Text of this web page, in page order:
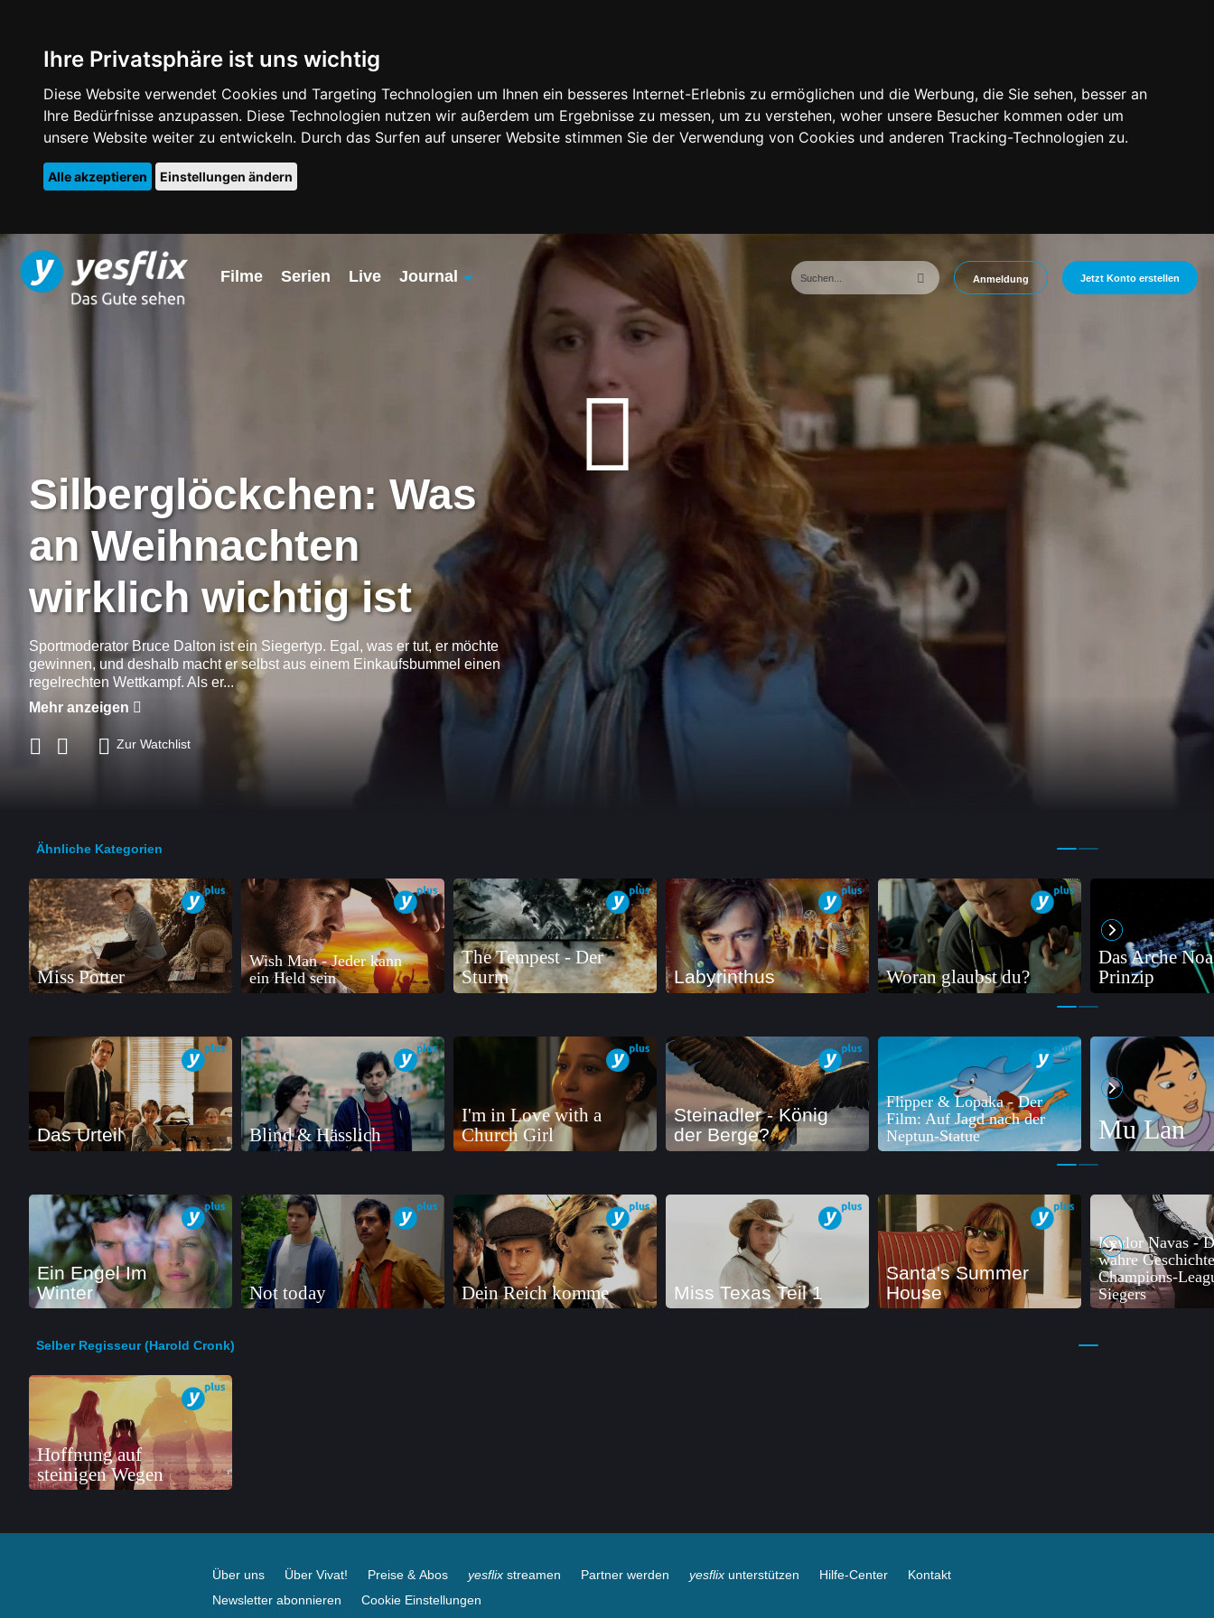
Ihre Privatsphäre ist uns wichtig
Diese Website verwendet Cookies und Targeting Technologien um Ihnen ein besseres Internet-Erlebnis zu ermöglichen und die Werbung, die Sie sehen, besser an
Ihre Bedürfnisse anzupassen. Diese Technologien nutzen wir außerdem um Ergebnisse zu messen, um zu verstehen, woher unsere Besucher kommen oder um
unsere Website weiter zu entwickeln. Durch das Surfen auf unserer Website stimmen Sie der Verwendung von Cookies und anderen Tracking-Technologien zu.
Alle akzeptieren Einstellungen ändern
Filme Serien Live
Journal
Anmeldung Jetzt Konto erstellen
Silberglöckchen: Was
an Weihnachten
wirklich wichtig ist
Sportmoderator Bruce Dalton ist ein Siegertyp. Egal, was er tut, er möchte
gewinnen, und deshalb macht er selbst aus einem Einkaufsbummel einen
regelrechten Wettkampf. Als er...
Mehr anzeigen
Zur Watchlist
Ähnliche Kategorien
Miss Potter
Wish Man - Jeder kann
ein Held sein
The Tempest - Der
Sturm
Labyrinthus Woran glaubst du?
Das Arche
Prinzip
Das Urteil Blind & Hässlich
I'm in Love with a
Church Girl
Steinadler - König
der Berge?
Flipper & Lopaka - Der
Film: Auf Jagd nach der
Neptun-Statue
Mu Lan
Ein Engel Im
Winter
Not today Dein Reich komme Miss Texas Teil 1
Santa's Summer
House
Keylor Navas -
wahre
Champions-
Siegers
Selber Regisseur (Harold Cronk)
Hoffnung auf
steinigen Wegen
Über uns Über Vivat! Preise & Abos yesflix streamen Partner werden yesflix unterstützen Hilfe-Center
Kontakt
Newsletter abonnieren
Cookie Einstellungen